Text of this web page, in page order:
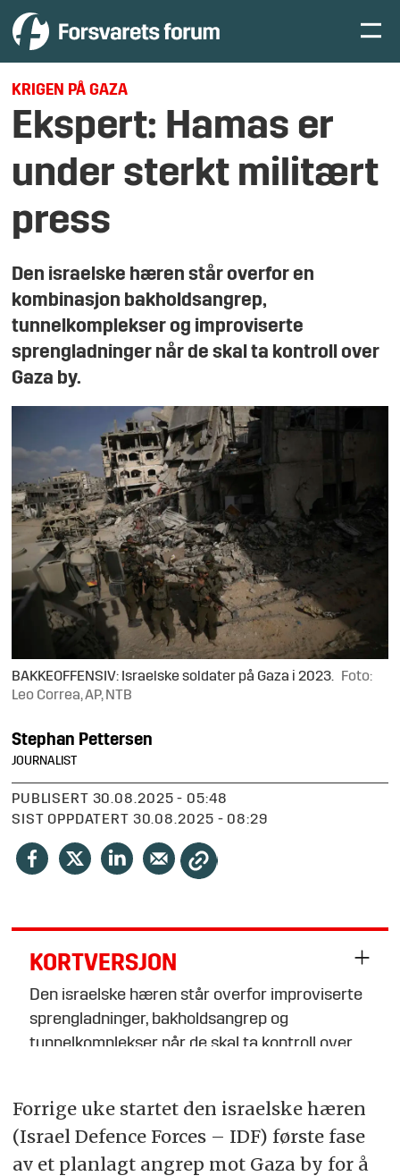
KRIGEN PÅ GAZA
Ekspert: Hamas er
under sterkt militært
press
Den israelske hæren står overfor en
kombinasjon bakholdsangrep,
tunnelkomplekser og improviserte
sprengladninger når de skal ta kontroll over
Gaza by.
BAKKEOFFENSIV: Israelske soldater på Gaza i 2023.
Foto:
Leo Correa, AP, NTB
Stephan Pettersen
JOURNALIST
PUBLISERT
30.08.2025 - 05:48
SIST OPPDATERT
30.08.2025 - 08:29
KORTVERSJON
Den israelske hæren står overfor improviserte
sprengladninger, bakholdsangrep og
tunnelkomplekser når de skal ta kontroll over
Hamas kan komme til å benytte seg av urban
geriljataktikk og informasjonskampanjer for å
motvirke israelsk fremgang.
Forrige uke startet den israelske hæren
(Israel Defence Forces – IDF) første fase
av et planlagt angrep mot Gaza by for å